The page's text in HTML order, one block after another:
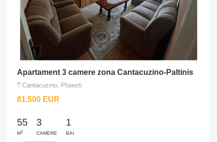
Apartament 3 camere zona Cantacuzino-Paltinis
Cantacuzino, Ploiesti
81.500 EUR
55
M2
3
CAMERE
1
BAI